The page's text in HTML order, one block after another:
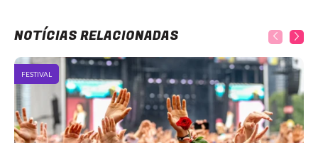
NOTÍCIAS RELACIONADAS
FESTIVAL